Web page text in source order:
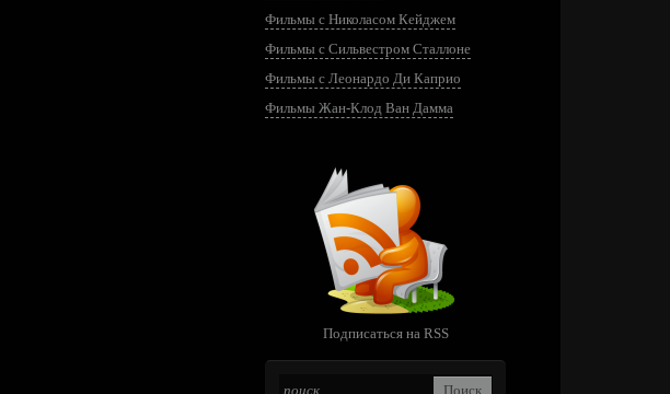
Фильмы с Николасом Кейджем
Фильмы с Сильвестром Сталлоне
Фильмы с Леонардо Ди Каприо
Фильмы Жан-Клод Ван Дамма
Подписаться на RSS